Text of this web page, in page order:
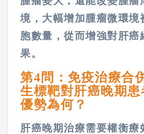
境，大幅增加腫瘤微環境
胞數量，從而增強對肝癌
果。
第4問：免疫治療合
生標靶對肝癌晚期患
優勢為何？
肝癌晚期治療需要權衡療